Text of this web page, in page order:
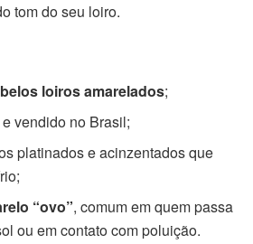
tom do seu loiro.
loiros amarelados;
vendido no Brasil;
platinados e acinzentados que
“ovo”, comum em quem passa
ou em contato com poluição.